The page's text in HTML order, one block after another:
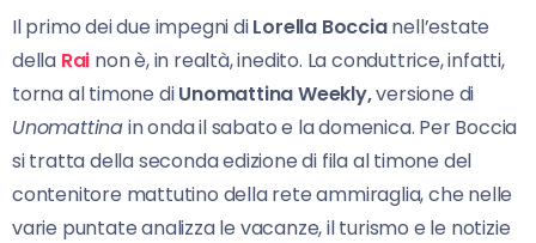
Il primo dei due impegni diLorella Boccianell’estate
della Rai non è, in realtà, inedito. La conduttrice, infatti,
torna al timone diUnomattina Weekly,versione di
Unomattinain onda il sabato e la domenica. Per Boccia
si tratta della seconda edizione di fila al timone del
contenitore mattutino della rete ammiraglia, che nelle
varie puntate analizza le vacanze, il turismo e le notizie